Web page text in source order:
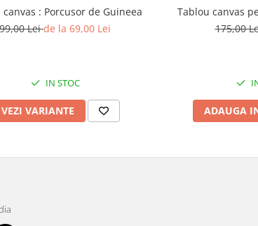
canvas : Porcusor de Guineea
99,00 Leide la 69,00 Lei
IN STOC
VEZI VARIANTE
Tablou canvas
175,00
ADAUGA